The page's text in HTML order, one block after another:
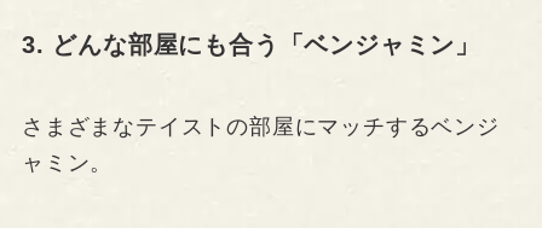
3. どんな部屋にも合う「ベンジャミン」
さまざまなテイストの部屋にマッチするベンジ
ャミン。